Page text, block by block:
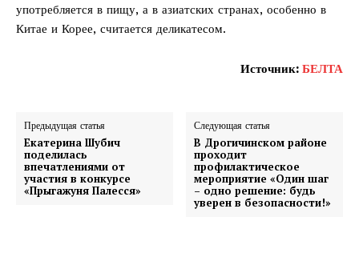
употребляется в пищу, а в азиатских странах, особенно в
Китае и Корее, считается деликатесом.
Источник: БЕЛТА
Предыдущая статья
Екатерина Шубич
поделилась
впечатлениями от
участия в конкурсе
«Прыгажуня Палесся»
Следующая статья
В Дрогичинском районе
проходит
профилактическое
мероприятие «Один шаг
– одно решение: будь
уверен в безопасности!»